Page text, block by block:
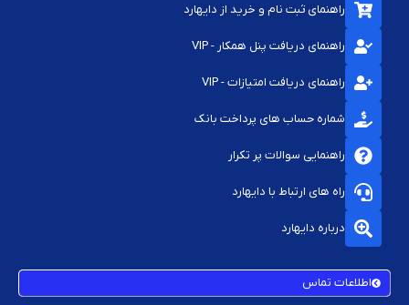
راهنمای ثبت نام و خرید از دایهارد
راهنمای دریافت پنل همکار - VIP
راهنمای دریافت امتیازات - VIP
شماره حساب های پرداخت بانک
راهنمایی سوالات پر تکرار
راه های ارتباط با دایهارد
درباره دایهارد
اطلاعات تماس